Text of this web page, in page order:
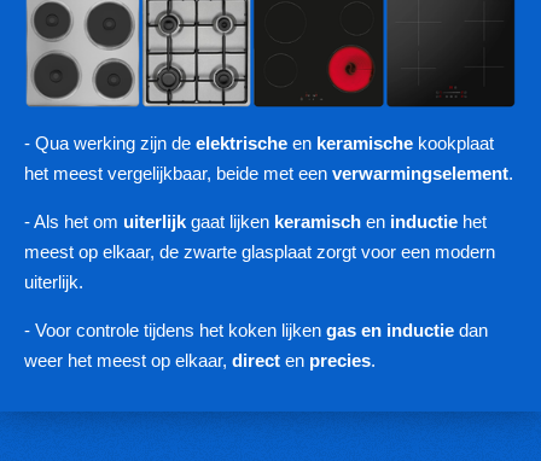
- Qua werking zijn de elektrische en keramische kookplaat
het meest vergelijkbaar, beide met een verwarmingselement.
- Als het om uiterlijk gaat lijken keramisch en inductie het
meest op elkaar, de zwarte glasplaat zorgt voor een modern
uiterlijk.
- Voor controle tijdens het koken lijken gas en inductie dan
weer het meest op elkaar, direct en precies.